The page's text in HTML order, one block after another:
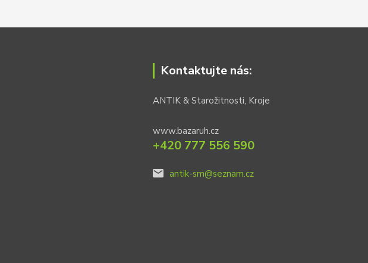
Kontaktujte nás:
ANTIK & Starožitnosti, Kroje
www.bazaruh.cz
+420 777 556 590
antik-sm@seznam.cz